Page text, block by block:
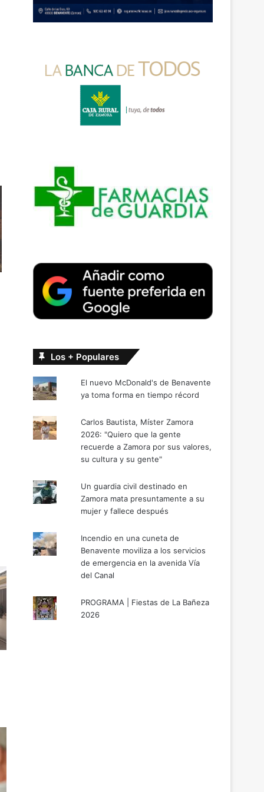
Los + Populares
El nuevo McDonald's de Benavente
ya toma forma en tiempo récord
Carlos Bautista, Míster Zamora
2026: "Quiero que la gente
recuerde a Zamora por sus valores,
su cultura y su gente"
Un guardia civil destinado en
Zamora mata presuntamente a su
mujer y fallece después
Incendio en una cuneta de
Benavente moviliza a los servicios
de emergencia en la avenida Vía
del Canal
PROGRAMA | Fiestas de La Bañeza
2026